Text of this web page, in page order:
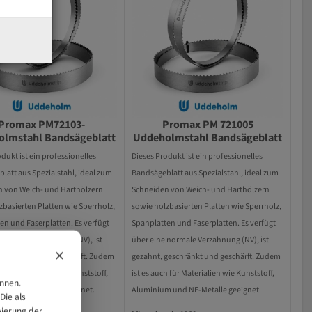
PM72103-
Bandsägeblatt
ist ein professionelles
aus Spezialstahl, ideal zum
von Weich- und Harthölzern
Platten wie Sperrholz,
und Faserplatten. Es verfügt
normale Verzahnung (NV), ist
und geschärft. Zudem
für Materialien wie Kunststoff,
und NE-Metalle geeignet.
Promax PM 721005
Uddeholmstahl Bandsägeblatt
Dieses Produkt ist ein professionelles
Bandsägeblatt aus Spezialstahl, ideal zum
Schneiden von Weich- und Harthölzern
sowie holzbasierten Platten wie Sperrholz,
Spanplatten und Faserplatten. Es verfügt
über eine normale Verzahnung (NV), ist
gezahnt, geschränkt und geschärft. Zudem
ist es auch für Materialien wie Kunststoff,
Aluminium und NE-Metalle geeignet.
×
als